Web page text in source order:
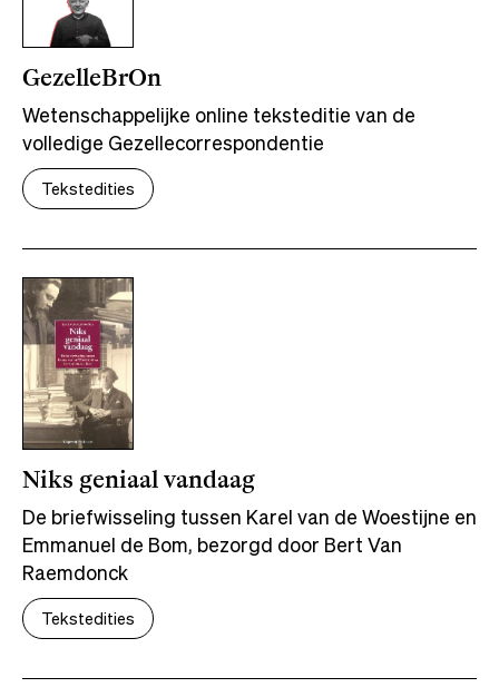
GezelleBrOn
Wetenschappelijke online teksteditie van de
volledige Gezellecorrespondentie
Tekstedities
Niks geniaal vandaag
De briefwisseling tussen Karel van de Woestijne en
Emmanuel de Bom, bezorgd door Bert Van
Raemdonck
Tekstedities